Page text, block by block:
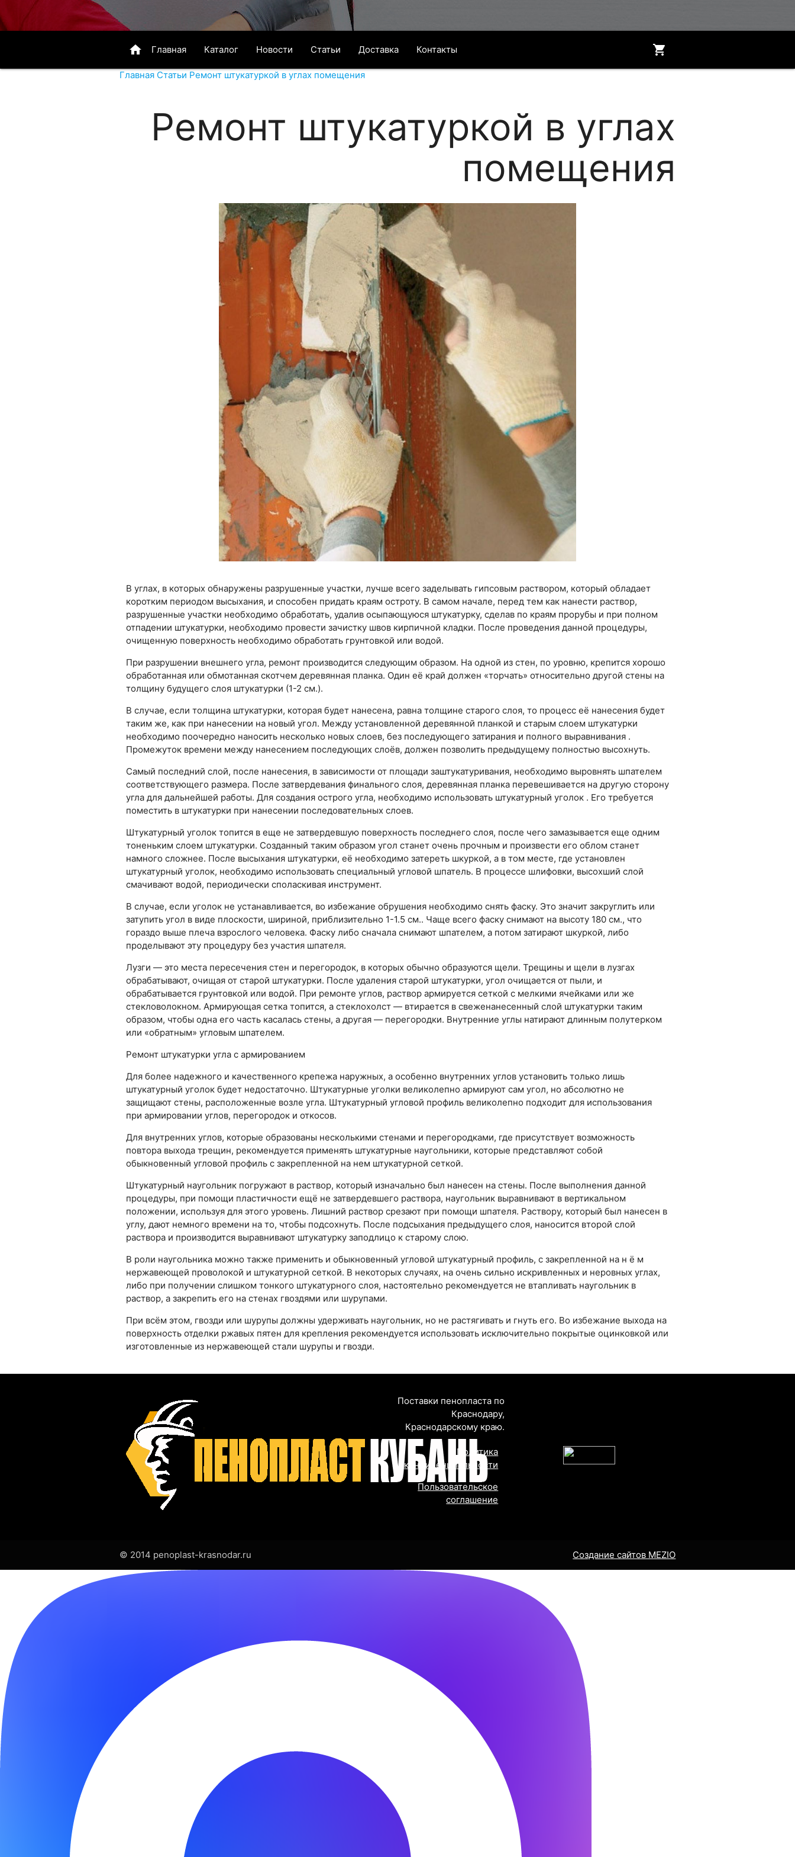
home Главная Каталог Новости Статьи Доставка Контакты shopping_cart
Главная Статьи Ремонт штукатуркой в углах помещения
Ремонт штукатуркой в углах
помещения
В углах, в которых обнаружены разрушенные участки, лучше всего заделывать гипсовым раствором, который обладает
коротким периодом высыхания, и способен придать краям остроту. В самом начале, перед тем как нанести раствор,
разрушенные участки необходимо обработать, удалив осыпающуюся штукатурку, сделав по краям прорубы и при полном
отпадении штукатурки, необходимо провести зачистку швов кирпичной кладки. После проведения данной процедуры,
очищенную поверхность необходимо обработать грунтовкой или водой.
При разрушении внешнего угла, ремонт производится следующим образом. На одной из стен, по уровню, крепится хорошо
обработанная или обмотанная скотчем деревянная планка. Один её край должен «торчать» относительно другой стены на
толщину будущего слоя штукатурки (1-2 см.).
В случае, если толщина штукатурки, которая будет нанесена, равна толщине старого слоя, то процесс её нанесения будет
таким же, как при нанесении на новый угол. Между установленной деревянной планкой и старым слоем штукатурки
необходимо поочередно наносить несколько новых слоев, без последующего затирания и полного выравнивания .
Промежуток времени между нанесением последующих слоёв, должен позволить предыдущему полностью высохнуть.
Самый последний слой, после нанесения, в зависимости от площади заштукатуривания, необходимо выровнять шпателем
соответствующего размера. После затвердевания финального слоя, деревянная планка перевешивается на другую сторону
угла для дальнейшей работы. Для создания острого угла, необходимо использовать штукатурный уголок . Его требуется
поместить в штукатурки при нанесении последовательных слоев.
Штукатурный уголок топится в еще не затвердевшую поверхность последнего слоя, после чего замазывается еще одним
тоненьким слоем штукатурки. Созданный таким образом угол станет очень прочным и произвести его облом станет
намного сложнее. После высыхания штукатурки, её необходимо затереть шкуркой, а в том месте, где установлен
штукатурный уголок, необходимо использовать специальный угловой шпатель. В процессе шлифовки, высохший слой
смачивают водой, периодически споласкивая инструмент.
В случае, если уголок не устанавливается, во избежание обрушения необходимо снять фаску. Это значит закруглить или
затупить угол в виде плоскости, шириной, приблизительно 1-1.5 см.. Чаще всего фаску снимают на высоту 180 см., что
гораздо выше плеча взрослого человека. Фаску либо сначала снимают шпателем, а потом затирают шкуркой, либо
проделывают эту процедуру без участия шпателя.
Лузги — это места пересечения стен и перегородок, в которых обычно образуются щели. Трещины и щели в лузгах
обрабатывают, очищая от старой штукатурки. После удаления старой штукатурки, угол очищается от пыли, и
обрабатывается грунтовкой или водой. При ремонте углов, раствор армируется сеткой с мелкими ячейками или же
стекловолокном. Армирующая сетка топится, а стеклохолст — втирается в свеженанесенный слой штукатурки таким
образом, чтобы одна его часть касалась стены, а другая — перегородки. Внутренние углы натирают длинным полутерком
или «обратным» угловым шпателем.
Ремонт штукатурки угла с армированием
Для более надежного и качественного крепежа наружных, а особенно внутренних углов установить только лишь
штукатурный уголок будет недостаточно. Штукатурные уголки великолепно армируют сам угол, но абсолютно не
защищают стены, расположенные возле угла. Штукатурный угловой профиль великолепно подходит для использования
при армировании углов, перегородок и откосов.
Для внутренних углов, которые образованы несколькими стенами и перегородками, где присутствует возможность
повтора выхода трещин, рекомендуется применять штукатурные наугольники, которые представляют собой
обыкновенный угловой профиль с закрепленной на нем штукатурной сеткой.
Штукатурный наугольник погружают в раствор, который изначально был нанесен на стены. После выполнения данной
процедуры, при помощи пластичности ещё не затвердевшего раствора, наугольник выравнивают в вертикальном
положении, используя для этого уровень. Лишний раствор срезают при помощи шпателя. Раствору, который был нанесен в
углу, дают немного времени на то, чтобы подсохнуть. После подсыхания предыдущего слоя, наносится второй слой
раствора и производится выравнивают штукатурку заподлицо к старому слою.
В роли наугольника можно также применить и обыкновенный угловой штукатурный профиль, с закрепленной на н ё м
нержавеющей проволокой и штукатурной сеткой. В некоторых случаях, на очень сильно искривленных и неровных углах,
либо при получении слишком тонкого штукатурного слоя, настоятельно рекомендуется не втапливать наугольник в
раствор, а закрепить его на стенах гвоздями или шурупами.
При всём этом, гвозди или шурупы должны удерживать наугольник, но не растягивать и гнуть его. Во избежание выхода на
поверхность отделки ржавых пятен для крепления рекомендуется использовать исключительно покрытые оцинковкой или
изготовленные из нержавеющей стали шурупы и гвозди.
Поставки пенопласта по
Краснодару,
Краснодарскому краю.
Политика
конфиденциальности
Пользовательское
соглашение
© 2014 penoplast-krasnodar.ru Создание сайтов MEZIO